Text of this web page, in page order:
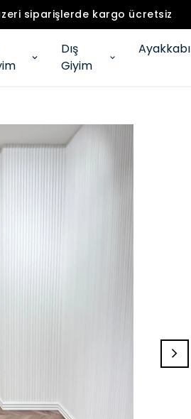
siparişlerde kargo ücretsiz
Dış
Giyim
Ayakkabı